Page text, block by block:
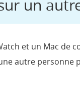
un
et un Mac de
autre personne